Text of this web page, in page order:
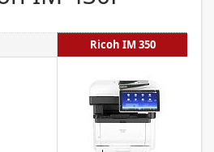
Ricoh IM 350